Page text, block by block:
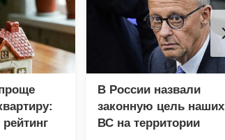
В России назвали
законную цель наших
ВС на территории